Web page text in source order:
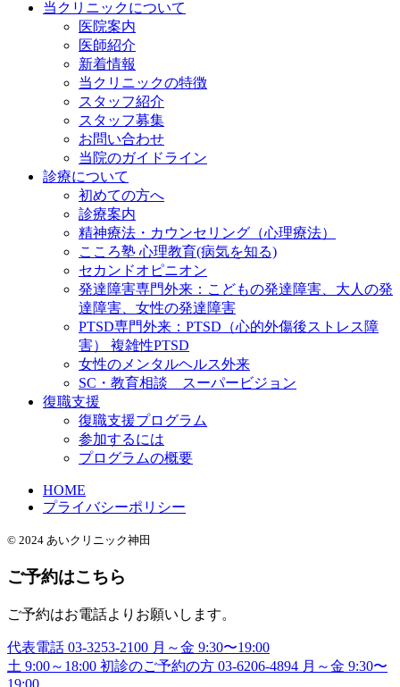
当クリニックについて
医院案内
医師紹介
新着情報
当クリニックの特徴
スタッフ紹介
スタッフ募集
お問い合わせ
当院のガイドライン
診療について
初めての方へ
診療案内
精神療法・カウンセリング（心理療法）
こころ塾 心理教育(病気を知る)
セカンドオピニオン
発達障害専門外来：こどもの発達障害、大人の発
達障害、女性の発達障害
PTSD専門外来：PTSD（心的外傷後ストレス障
害） 複雑性PTSD
女性のメンタルヘルス外来
SC・教育相談 スーパービジョン
復職支援
復職支援プログラム
参加するには
プログラムの概要
HOME
プライバシーポリシー
© 2024 あいクリニック神田
ご予約はこちら
ご予約はお電話よりお願いします。
代表電話 03-3253-2100 月～金 9:30〜19:00
土 9:00～18:00 初診のご予約の方 03-6206-4894 月～金 9:30〜
19:00